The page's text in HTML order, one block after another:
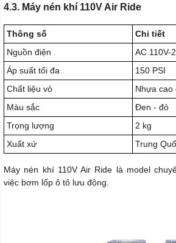
4.3. Máy nén khí 110V Air Ride
Thông số
Chi tiết
Nguồn điện
AC 110V-
Áp suất tối đa
150 PSI
Chất liệu vỏ
Nhựa cao
Màu sắc
Đen - đỏ
Trọng lượng
2 kg
Xuất xứ
Trung
Máy nén khí 110V Air Ride là model
việc bơm lốp ô tô lưu động.